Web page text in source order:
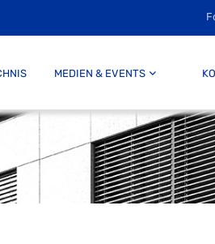
MEDIEN & EVENTS